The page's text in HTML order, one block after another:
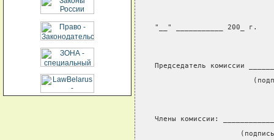
"__" ___________ 200_ г.
Председатель комиссии
Члены комиссии: